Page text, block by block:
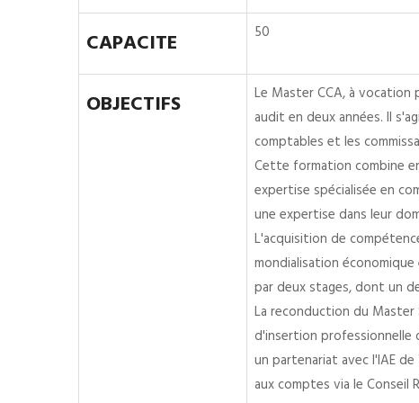
CAPACITE 50
OBJECTIFS
Le Master CCA, à
audit en deux années. Il
comptables et les
Cette formation combine
expertise spécialisée en
une expertise dans leur
L'acquisition de
mondialisation
par deux stages, dont un
La reconduction du
d'insertion professionnelle
un partenariat avec l'IAE
aux comptes via le Conseil